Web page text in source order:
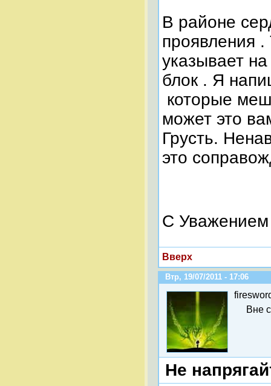
В районе
проявления .
указывает
блок . Я
которые
может это
Грусть.
это
С
Вверх
Втр, 19/07/2011 - 17:06
Вне
Не